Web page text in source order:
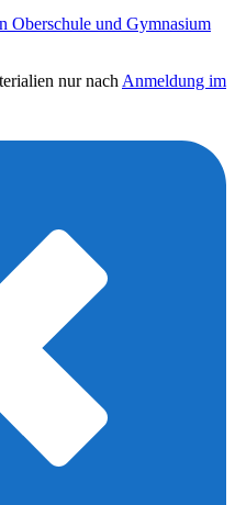
Oberschule und Gymnasium
nur nach Anmeldung im